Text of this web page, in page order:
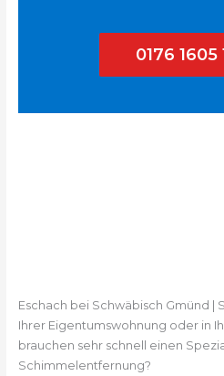
0176 1605
Eschach bei Schwäbisch Gmünd |
Ihrer Eigentumswohnung oder in
brauchen sehr schnell einen
Schimmelentfernung?